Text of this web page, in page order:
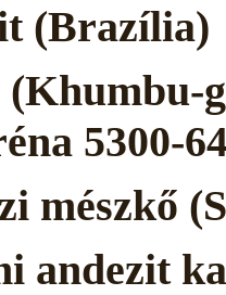
(Brazília)
(Khumbu-
5300-
mészkő
andezit